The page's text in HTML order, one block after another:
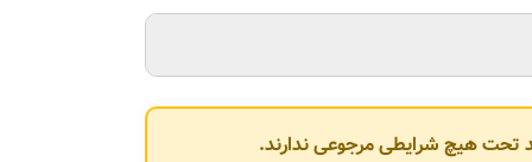
تحت هیچ شرایطی مرجوعی ندارند.